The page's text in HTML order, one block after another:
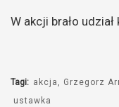
W akcji brało
Tagi: akcja Grzegorz
ustawka